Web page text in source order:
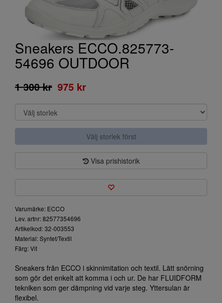
Sneakers ECCO.825773-
54696 OUTDOOR
1 300 kr 975 kr
Välj storlek först
Visa prishistorik
Varumärke: ECCO
Lev. artnr: 82577354696
Artikelkod: 32-003553
Material: Syntet/Textil
Färg: Vit
Sneakers från ECCO i skinnimitation och textil. Lätt snörning
som gör det enkelt att komma i och ur. De har FLUIDFORM
tekniken som ger dämpning vid varje steg. Yttersulan är
flexibel.